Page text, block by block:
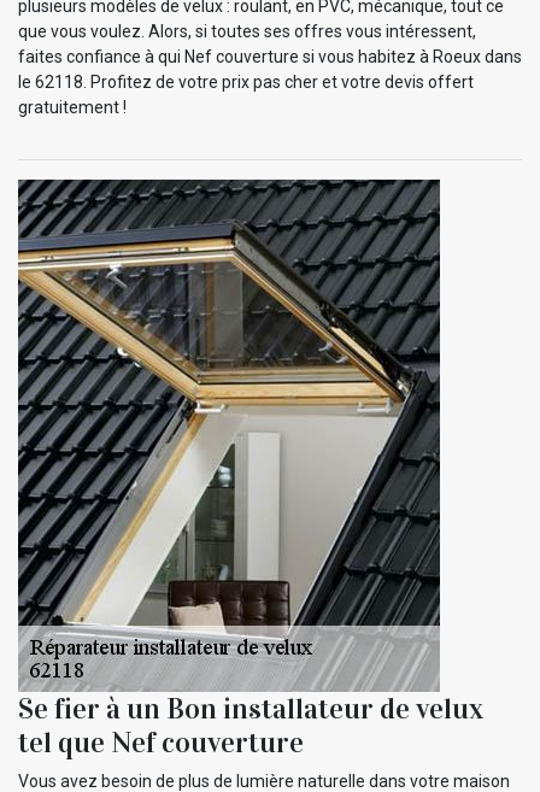
plusieurs modèles de velux : roulant, en PVC, mécanique, tout ce
que vous voulez. Alors, si toutes ses offres vous intéressent,
faites confiance à qui Nef couverture si vous habitez à Roeux dans
le 62118. Profitez de votre prix pas cher et votre devis offert
gratuitement !
Se fier à un Bon installateur de velux
tel que Nef couverture
Vous avez besoin de plus de lumière naturelle dans votre maison